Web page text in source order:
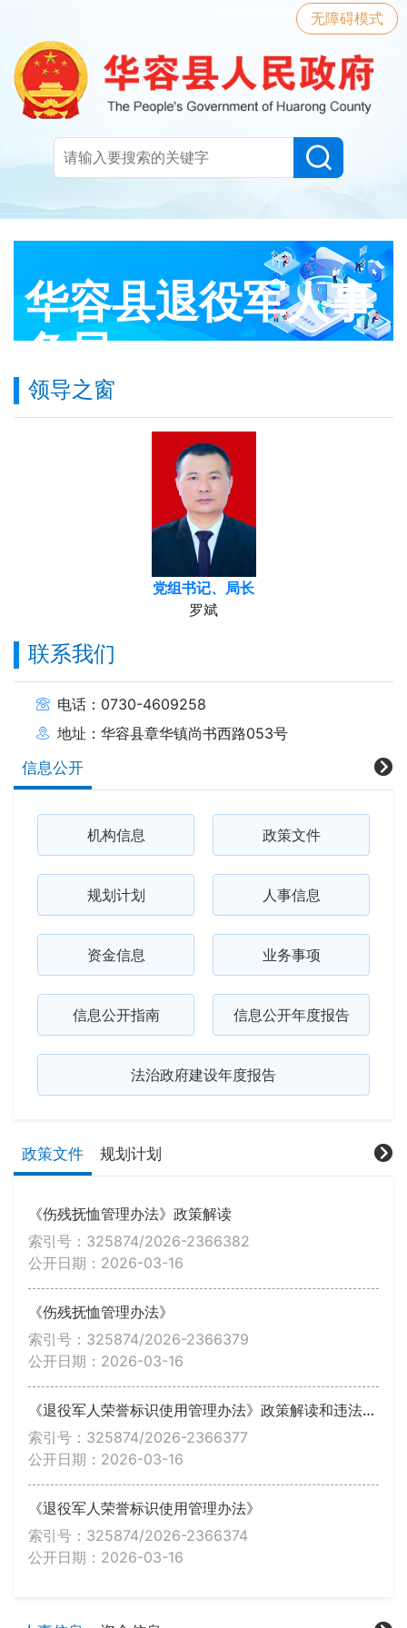
无障碍模式
华容县退役军人事
务局
领导之窗
党组书记、局长
罗斌
联系我们
电话：0730-4609258
地址：华容县章华镇尚书西路053号
信息公开
机构信息 政策文件
规划计划 人事信息
资金信息 业务事项
信息公开指南 信息公开年度报告
法治政府建设年度报告
政策文件 规划计划
《伤残抚恤管理办法》政策解读
索引号：325874/2026-2366382
公开日期：2026-03-16
《伤残抚恤管理办法》
索引号：325874/2026-2366379
公开日期：2026-03-16
《退役军人荣誉标识使用管理办法》政策解读和违法违规典型案例
索引号：325874/2026-2366377
公开日期：2026-03-16
《退役军人荣誉标识使用管理办法》
索引号：325874/2026-2366374
公开日期：2026-03-16